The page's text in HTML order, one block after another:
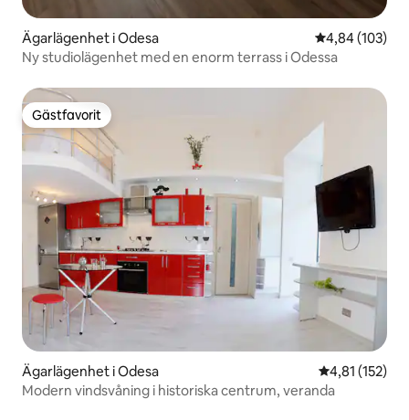
Ägarlägenhet i Odesa 4,84 av 5 i
4,84 (103)
Ny studiolägenhet med en enorm terrass i Odessa
Gästfavorit
Gästfavorit
Ägarlägenhet i Odesa 4,81 av 5 i
4,81 (152)
Modern vindsvåning i historiska centrum, veranda